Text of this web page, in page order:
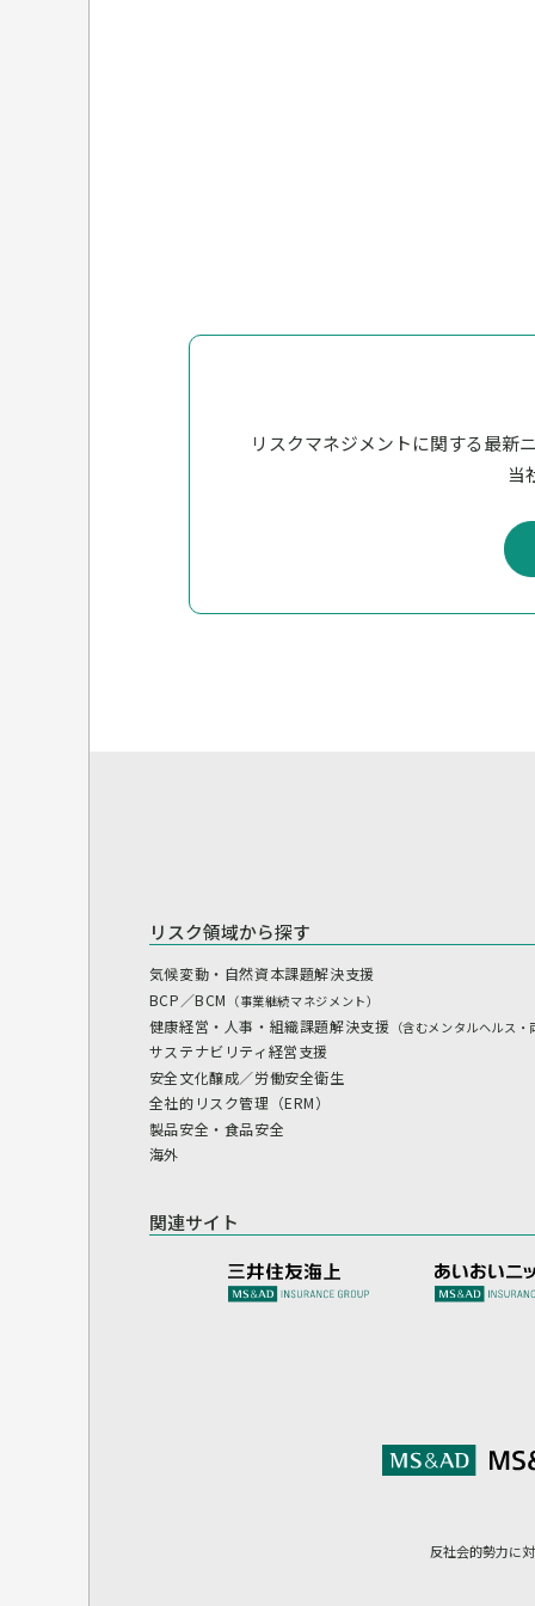
リスクマネジメントに関する最新
当
リスク領域から探す
気候変動・自然資本課題解決支援
BCP／BCM （事業継続マネジメント）
健康経営・人事・組織課題解決支援 （含むメンタルヘルス
サステナビリティ経営支援
安全文化醸成／労働安全衛生
全社的リスク管理（ERM）
製品安全・食品安全
海外
関連サイト
反社会的勢力に